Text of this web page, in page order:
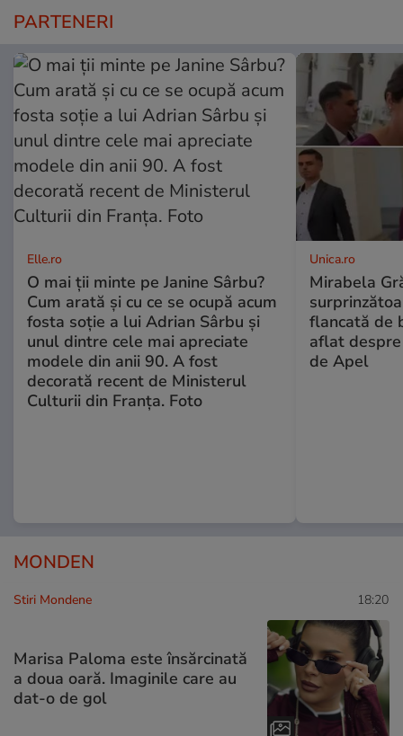
PARTENERI
Elle.ro
O mai ții minte pe Janine Sârbu?
Cum arată și cu ce se ocupă acum
fosta soție a lui Adrian Sârbu și
unul dintre cele mai apreciate
modele din anii 90. A fost
decorată recent de Ministerul
Culturii din Franța. Foto
Unica.ro
Mirabela
flancată de
aflat
de Apel
MONDEN
Stiri Mondene 18:20
Marisa Paloma este însărcinată
a doua oară. Imaginile care au
dat-o de gol